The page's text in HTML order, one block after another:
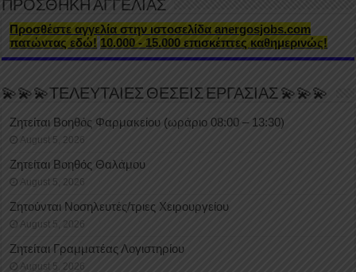
ΠΡΟΣΘΗΚΗ ΑΓΓΕΛΙΑΣ
Προσθέστε αγγελία στην ιστοσελίδα anergosjobs.com
πατώντας εδώ! 10.000 - 15.000 επισκέπτες καθημερινώς!
💫💫💫ΤΕΛΕΥΤΑΙΕΣ ΘΕΣΕΙΣ ΕΡΓΑΣΙΑΣ 💫💫💫
Ζητείται Βοηθός Φαρμακείου (ωράριο 08:00 – 13:30)
August 5, 2026
Ζητείται Βοηθός Θαλάμου
August 5, 2026
Ζητούνται Νοσηλευτές/τριες Χειρουργείου
August 5, 2026
Ζητείται Γραμματέας Λογιστηρίου
August 5, 2026